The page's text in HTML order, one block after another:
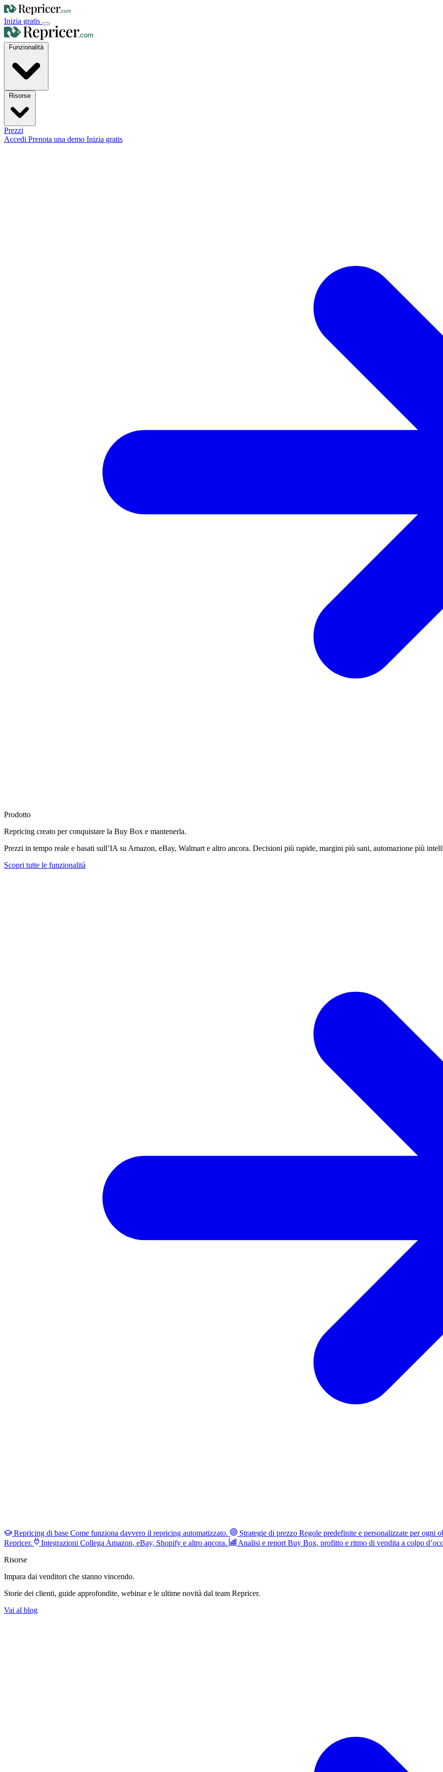
Inizia gratis
Funzionalità
Prezzi
Accedi Prenota una demo Inizia gratis
Prodotto
Repricing creato perconquistare la Buy Box e mantenerla.
Prezzi in tempo reale e basati sull’IA su Amazon, eBay, Walmart e altro ancora. Decisioni più rapide, margini più sani, automazione più
Scopri tutte le funzionalità
Repricing di base Come funziona davvero il repricing automatizzato. Strategie di prezzo Regole predefinite e personalizzate per ogni
Repricer.
Integrazioni Collega Amazon, eBay, Shopify e altro ancora. Analisi e report Buy Box, profitto e ritmo di vendita a colpo
Risorse
Impara dai venditori che stanno vincendo.
Storie dei clienti, guide approfondite, webinar e le ultime novità dal team Repricer.
Vai al blog